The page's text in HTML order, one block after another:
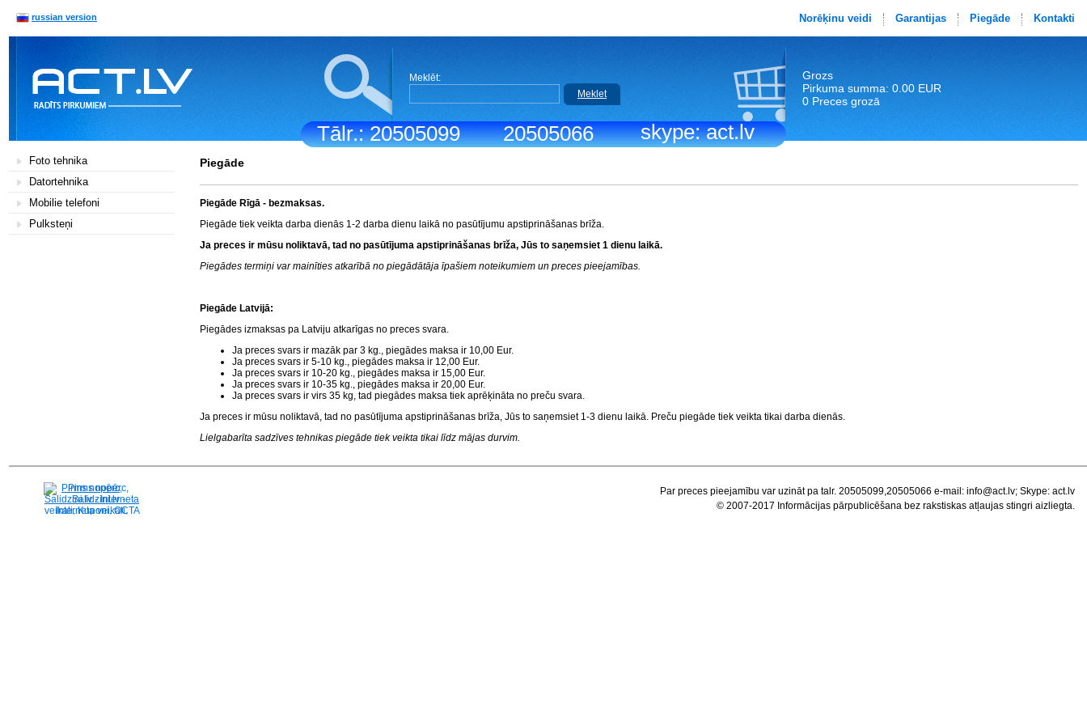
Tālr.: 20505099 20505066 skype: act.lv
russian version Norēķinu veidi Garantijas Piegāde Kontakti
Meklēt:
Meklet
Grozs
Pirkuma summa: 0.00 EUR
0 Preces grozā
Foto tehnika
Datortehnika
Mobilie telefoni
Pulksteņi
Piegāde
Piegāde Rīgā - bezmaksas.
Piegāde tiek veikta darba dienās 1-2 darba dienu laikā no pasūtījumu apstiprināšanas brīža.
Ja preces ir mūsu noliktavā, tad no pasūtījuma apstiprināšanas brīža, Jūs to saņemsiet 1 dienu laikā.
Piegādes termiņi var mainīties atkarībā no piegādātāja īpašiem noteikumiem un preces pieejamības.
Piegāde Latvijā:
Piegādes izmaksas pa Latviju atkarīgas no preces svara.
Ja preces svars ir mazāk par 3 kg., piegādes maksa ir 10,00 Eur.
Ja preces svars ir 5-10 kg., piegādes maksa ir 12,00 Eur.
Ja preces svars ir 10-20 kg., piegādes maksa ir 15,00 Eur.
Ja preces svars ir 10-35 kg., piegādes maksa ir 20,00 Eur.
Ja preces svars ir virs 35 kg, tad piegādes maksa tiek aprēķināta no preču svara.
Ja preces ir mūsu noliktavā, tad no pasūtījuma apstiprināšanas brīža, Jūs to saņemsiet 1-3 dienu laikā. Preču piegāde tiek veikta tikai darba dienās.
Lielgabarīta sadzīves tehnikas piegāde tiek veikta tikai līdz mājas durvim.
Pirms nopērc,
Salidzini.lv - Interneta
veikali, Kuponi, OCTA
Par preces pieejamību var uzināt pa talr. 20505099,20505066 e-mail: info@act.lv; Skype: act.lv
© 2007-2017 Informācijas pārpublicēšana bez rakstiskas atļaujas stingri aizliegta.